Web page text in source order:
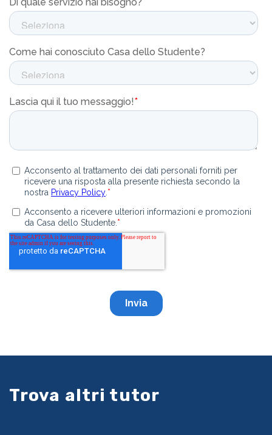
Trova altri tutor